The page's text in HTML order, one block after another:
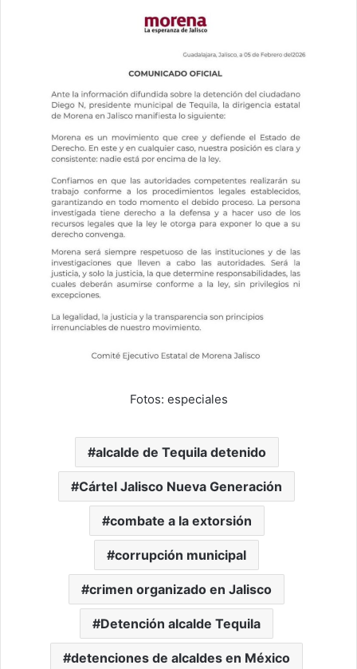
Fotos: especiales
alcalde de Tequila detenido
Cártel Jalisco Nueva Generación
combate a la extorsión
corrupción municipal
crimen organizado en Jalisco
Detención alcalde Tequila
detenciones de alcaldes en México